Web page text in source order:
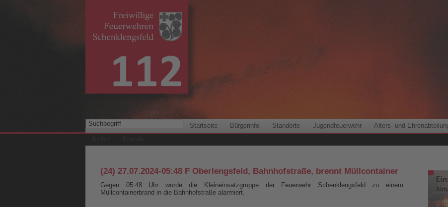
Startseite Bürgerinfo Standorte Jugendfeuerwehr Alters- und
(24) 27.07.2024-05:48 F Oberlengsfeld, Bahnhofstraße, brennt Müllcontainer
Gegen 05:48 Uhr wurde die Kleineinsatzgruppe der Feuerwehr Schenklengsfeld zu einem
Müllcontainerbrand in die Bahnhofstraße alarmiert.